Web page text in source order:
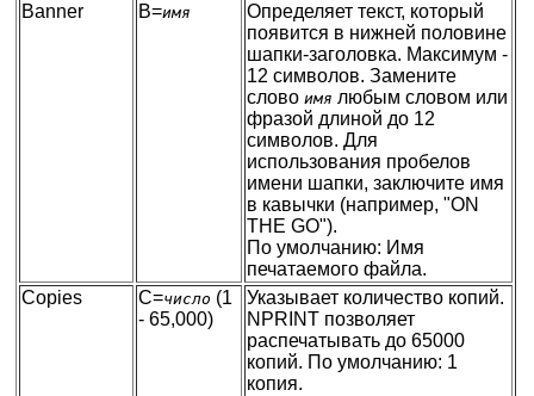
Banner
B=имя
Определяет текст, который
появится в нижней половине
шапки-заголовка. Максимум -
12 символов. Замените
слово имя любым словом или
фразой длиной до 12
символов. Для
использования пробелов
имени шапки, заключите имя
в кавычки (например, "ON
THE GO").
По умолчанию: Имя
печатаемого файла.
Copies
C=число (1
- 65,000)
Указывает количество копий.
NPRINT позволяет
распечатывать до 65000
копий. По умолчанию: 1
копия.